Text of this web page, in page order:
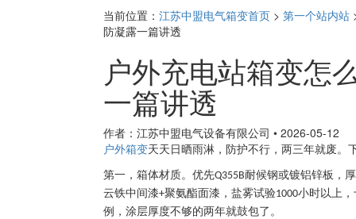
当前位置： 江苏中盟电气箱变首页 > 第一个站内站
防凝露一篇讲透
户外充电站箱变怎
一篇讲透
作者：江苏中盟电气设备有限公司 • 2026-05-12
户外箱变天天日晒雨淋，防护不行，两三年就废。
第一，箱体材质。优先Q355B耐候钢或镀铝锌板，
云铁中间漆+聚氨酯面漆，盐雾试验1000小时以上
例，涂层厚度不够的两年就鼓包了。